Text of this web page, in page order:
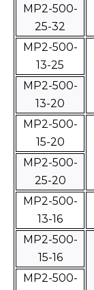
МР2-500-
25-32
МР2-500-
13-25
МР2-500-
13-20
МР2-500-
15-20
МР2-500-
25-20
МР2-500-
13-16
МР2-500-
15-16
МР2-500-